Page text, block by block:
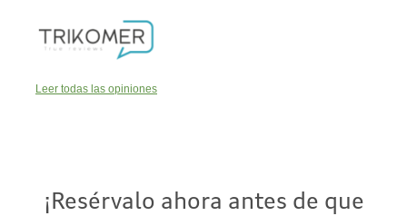
Leer todas las opiniones
¡Resérvalo ahora antes de que